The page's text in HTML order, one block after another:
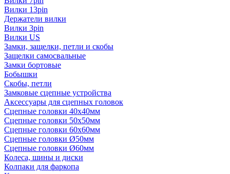
Вилки 13pin
Держатели вилки
Вилки 3pin
Вилки US
Замки, защелки, петли и скобы
Защелки самосвальные
Замки бортовые
Бобышки
Скобы, петли
Замковые сцепные устройства
Аксессуары для сцепных головок
Сцепные головки 40x40мм
Сцепные головки 50x50мм
Сцепные головки 60x60мм
Сцепные головки Ø50мм
Сцепные головки Ø60мм
Колеса, шины и диски
Колпаки для фаркопа